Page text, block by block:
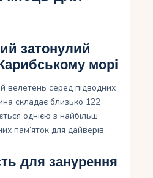
затонулий
морі
велетень серед підводних
складає близько 122
однією з найбільш
пам’яток для дайверів.
для занурення